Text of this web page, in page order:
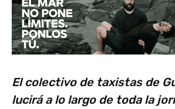
El colectivo de taxistas de
lucirá a lo largo de toda la